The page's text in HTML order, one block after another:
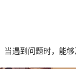
遇到问题时，能